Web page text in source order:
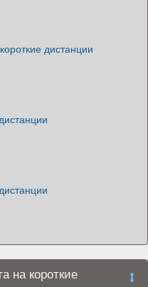
дистанции
на короткие